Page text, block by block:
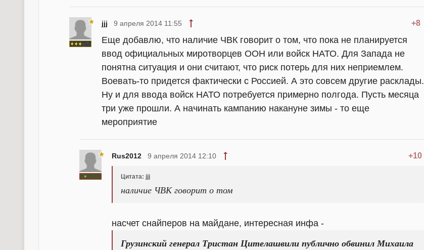
jjj +8
9 апреля 2014 11:55
Еще добавлю, что наличие ЧВК говорит о том, что пока не планируется
ввод официальных миротворцев ООН или войск НАТО. Для Запада не
понятна ситуация и они считают, что риск потерь для них неприемлем.
Воевать-то придется фактически с Россией. А это совсем другие расклады.
Ну и для ввода войск НАТО потребуется примерно полгода. Пусть месяца
три уже прошли. А начинать кампанию накануне зимы - то еще
мероприятие
Rus2012 +10
9 апреля 2014 12:10
Цитата: jjj
наличие ЧВК говорит о том
насчет снайперов на майдане, интересная инфа -
Грузинский генерал Тристан Цителашвили публично обвинил Михаила